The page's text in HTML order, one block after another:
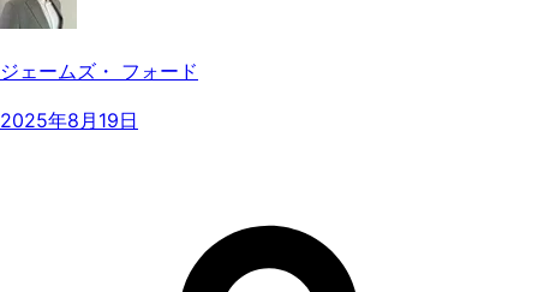
ジェームズ・ フォード
2025年8月19日